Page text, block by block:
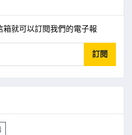
箱就可以訂閱我們的電子報
訂閱